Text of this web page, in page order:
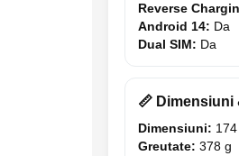
Reverse
Android 14: Da
Dual SIM: Da
📏 Dimensiuni
Dimensiuni:
Greutate: 378 g